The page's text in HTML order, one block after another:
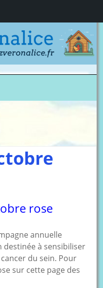
rose
annuelle
à sensibiliser
du sein. Pour
sur cette page des